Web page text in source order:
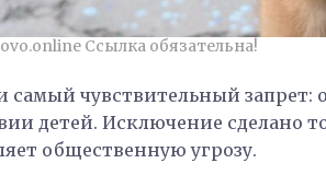
Ссылка обязательна!
самый чувствительный запрет:
детей. Исключение сделано
общественную угрозу.